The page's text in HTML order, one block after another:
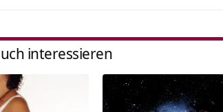
interessieren